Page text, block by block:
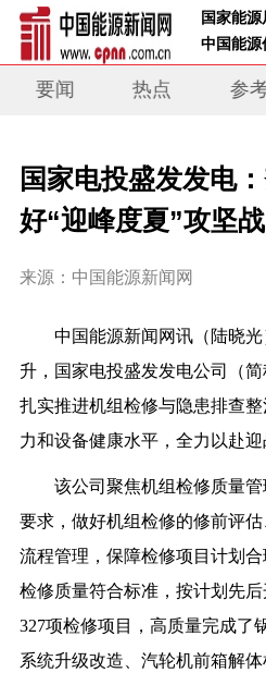
国家能
中国能
要闻 热点 参
国家电投盛发发电
好“迎峰度夏”攻坚战
来源：中国能源新闻网
中国能源新闻网讯（ 陆晓光
升，国家电投盛发发电公司（简
扎实推进机组检修与隐患排查
力和设备健康水平，全力以赴迎
该公司聚焦机组检修质量管
要求，做好机组检修的修前评
流程管理，保障检修项目计划合
检修质量符合标准，按计划先
327项检修项目，高质量完成了
系统升级改造、汽轮机前箱解